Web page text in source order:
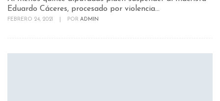
Eduardo Cáceres, procesado por violencia...
FEBRERO 24, 2021 POR ADMIN